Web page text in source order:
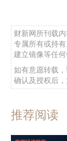
财新网所刊载
专属所有或持
建立镜像等任何
如有意愿转载
确认及授权后，
推荐阅读